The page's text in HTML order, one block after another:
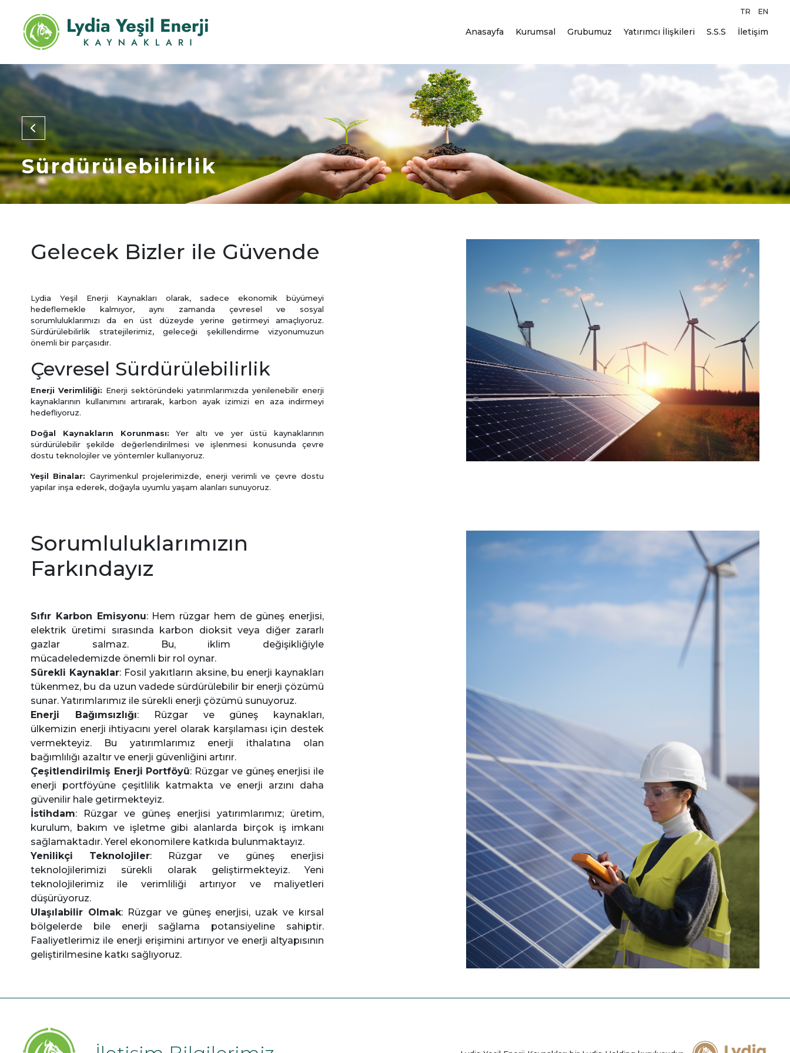
TR EN
Anasayfa Kurumsal Grubumuz Yatırımcı İlişkileri S.S.S İletişim
Sürdürülebilirlik
Gelecek Bizler ile Güvende
Lydia Yeşil Enerji Kaynakları olarak, sadece ekonomik büyümeyi
hedeflemekle kalmıyor, aynı zamanda çevresel ve sosyal
sorumluluklarımızı da en üst düzeyde yerine getirmeyi amaçlıyoruz.
Sürdürülebilirlik stratejilerimiz, geleceği şekillendirme vizyonumuzun
önemli bir parçasıdır.
Çevresel Sürdürülebilirlik
Enerji Verimliliği: Enerji sektöründeki yatırımlarımızda yenilenebilir enerji
kaynaklarının kullanımını artırarak, karbon ayak izimizi en aza indirmeyi
hedefliyoruz.
Doğal Kaynakların Korunması: Yer altı ve yer üstü kaynaklarının
sürdürülebilir şekilde değerlendirilmesi ve işlenmesi konusunda çevre
dostu teknolojiler ve yöntemler kullanıyoruz.
Yeşil Binalar: Gayrimenkul projelerimizde, enerji verimli ve çevre dostu
yapılar inşa ederek, doğayla uyumlu yaşam alanları sunuyoruz.
Sorumluluklarımızın
Farkındayız
Sıfır Karbon Emisyonu: Hem rüzgar hem de güneş enerjisi,
elektrik üretimi sırasında karbon dioksit veya diğer zararlı
gazlar salmaz. Bu, iklim değişikliğiyle
mücadeledemizde önemli bir rol oynar.
Sürekli Kaynaklar: Fosil yakıtların aksine, bu enerji kaynakları
tükenmez, bu da uzun vadede sürdürülebilir bir enerji çözümü
sunar. Yatırımlarımız ile sürekli enerji çözümü sunuyoruz.
Enerji Bağımsızlığı: Rüzgar ve güneş kaynakları,
ülkemizin enerji ihtiyacını yerel olarak karşılaması için destek
vermekteyiz. Bu yatırımlarımız enerji ithalatına olan
bağımlılığı azaltır ve enerji güvenliğini artırır.
Çeşitlendirilmiş Enerji Portföyü: Rüzgar ve güneş enerjisi ile
enerji portföyüne çeşitlilik katmakta ve enerji arzını daha
güvenilir hale getirmekteyiz.
İstihdam: Rüzgar ve güneş enerjisi yatırımlarımız; üretim,
kurulum, bakım ve işletme gibi alanlarda birçok iş imkanı
sağlamaktadır. Yerel ekonomilere katkıda bulunmaktayız.
Yenilikçi Teknolojiler: Rüzgar ve güneş enerjisi
teknolojilerimizi sürekli olarak geliştirmekteyiz. Yeni
teknolojilerimiz ile verimliliği artırıyor ve maliyetleri
düşürüyoruz.
Ulaşılabilir Olmak: Rüzgar ve güneş enerjisi, uzak ve kırsal
bölgelerde bile enerji sağlama potansiyeline sahiptir.
Faaliyetlerimiz ile enerji erişimini artırıyor ve enerji altyapısının
geliştirilmesine katkı sağlıyoruz.